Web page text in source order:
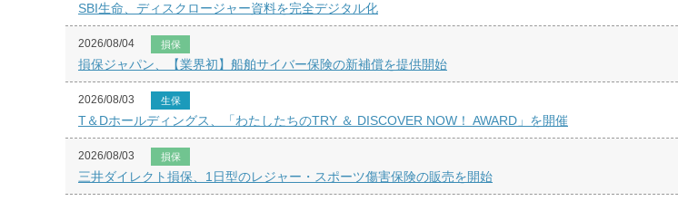
SBI生命、ディスクロージャー資料を完全デジタル化
2026/08/04 損保
損保ジャパン、【業界初】船舶サイバー保険の新補償を提供開始
2026/08/03 生保
T＆Dホールディングス、「わたしたちのTRY ＆ DISCOVER NOW！ AWARD」を開催
2026/08/03 損保
三井ダイレクト損保、1日型のレジャー・スポーツ傷害保険の販売を開始